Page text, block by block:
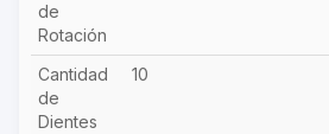
de
Rotación
Cantidad
de
Dientes
10